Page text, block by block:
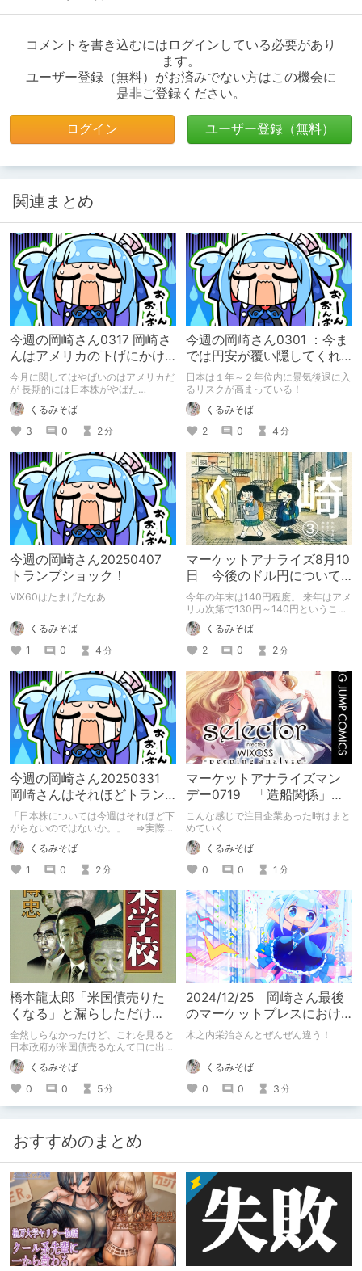
コメントを書き込むにはログインしている必要があり
ます。
ユーザー登録（無料）がお済みでない方はこの機会に
是非ご登録ください。
ログイン ユーザー登録（無料）
関連まとめ
今週の岡崎さん0317 岡崎さ
んはアメリカの下げにかけ
ている！
今月に関してはやばいのはアメリカだ
が 長期的には日本株がやばた
ん。。。と岡崎さん
くるみそば
3
0 2分
今週の岡崎さん0301 ：今ま
では円安が覆い隠してくれ
ていたが、日本の製造業が
やばい
日本は１年～２年位内に景気後退に入
るリスクが高まっている！
くるみそば
2
0 4 分
今週の岡崎さん20250407
トランプショック！
VIX60はたまげたなあ
くるみそば
1
0 4 分
マーケットアナライズ8月10
日 今後のドル円について
の展望
今年の年末は140円程度。 来年はアメ
リカ次第で130円～140円ということ
で株価は抑えられることになりそう
くるみそば
2
0 2分
今週の岡崎さん20250331
岡崎さんはそれほどトラン
プ関税について警戒してな
かった
「日本株については今週はそれほど下
がらないのではないか。」 ⇒実際は
暴落
くるみそば
1
0 2分
マーケットアナライズマン
デー0719 「造船関係」
「MLCC向け」
こんな感じで注目企業あった時はまと
めていく
くるみそば
0
0 1 分
橋本龍太郎「米国債売りた
くなる」と漏らしただけ
で、「ブラックマンデー」
以来の大きな下げ幅になっ
た話
全然しらなかったけど、これを見ると
日本政府が米国債売るなんて口に出す
ことすらできない感じですね。 ネッ
トでは結構強気で言ってたり、橋本龍
太郎さんを持ち上げる人いたけど歴史
の勉強って大事だわ・・・
くるみそば
0
0 5分
2024/12/25 岡崎さん最後
のマーケットプレスにおけ
る2025年の見通し
木之内栄治さんとぜんぜん違う！
くるみそば
0
0 3 分
おすすめのまとめ